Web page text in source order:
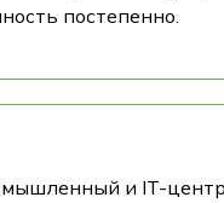
постепенно.
и IT-